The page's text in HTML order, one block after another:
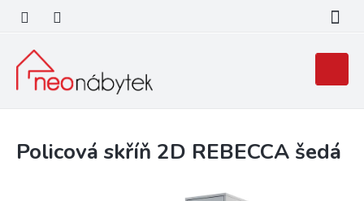
obsah
košík
Policová skříň 2D REBECCA šedá